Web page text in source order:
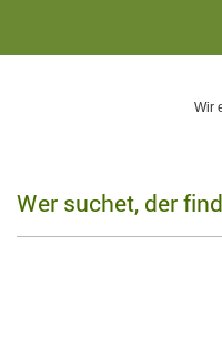
Wir
Wer suchet, der